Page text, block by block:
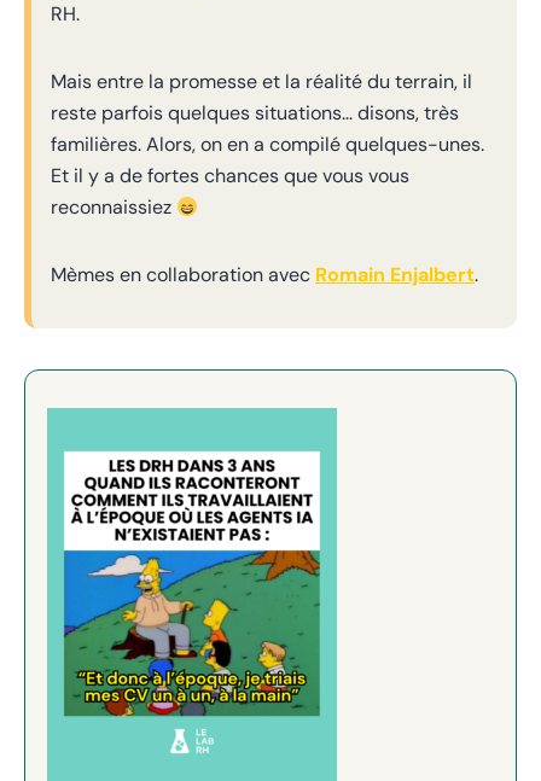
RH.
Mais entre la promesse et la réalité du terrain, il
reste parfois quelques situations… disons, très
familières. Alors, on en a compilé quelques-unes.
Et il y a de fortes chances que vous vous
reconnaissiez
Mèmes en collaboration avec Romain Enjalbert.